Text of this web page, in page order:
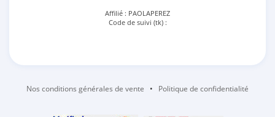
Affilié : PAOLAPEREZ
Code de suivi (tk) :
Nos conditions générales de vente • Politique de confidentialité